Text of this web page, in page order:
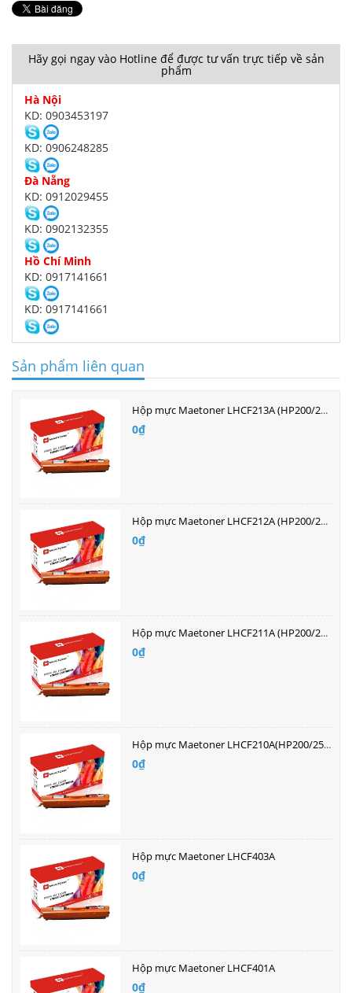
Hãy gọi ngay vào Hotline để được tư vấn trực tiếp về sản
phẩm
Hà Nội
KD: 0903453197
KD: 0906248285
Đà Nẵng
KD: 0912029455
KD: 0902132355
Hồ Chí Minh
KD: 0917141661
KD: 0917141661
Sản phẩm liên quan
Hộp mực Maetoner LHCF213A (HP200/251) màu đỏ
0₫
Hộp mực Maetoner LHCF212A (HP200/251) màu vàng
0₫
Hộp mực Maetoner LHCF211A (HP200/251) màu xanh
0₫
Hộp mực Maetoner LHCF210A(HP200/251) màu đen
0₫
Hộp mực Maetoner LHCF403A
0₫
Hộp mực Maetoner LHCF401A
0₫